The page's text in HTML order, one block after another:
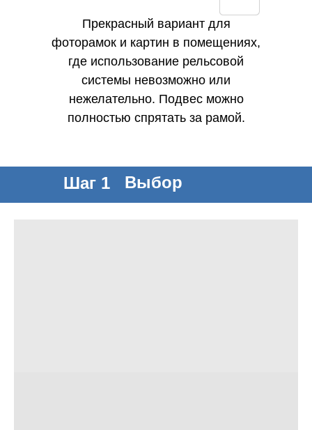
Прекрасный вариант для
фоторамок и картин в помещениях,
где использование рельсовой
системы невозможно или
нежелательно. Подвес можно
полностью спрятать за рамой.
Шаг 1
Выбор
системы